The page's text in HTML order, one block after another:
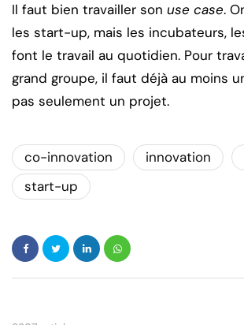
Il faut bien travailler son use case.
les start-up, mais les incubateurs,
font le travail au quotidien. Pour
grand groupe, il faut déjà au moins
pas seulement un projet.
co-innovation innovation
start-up